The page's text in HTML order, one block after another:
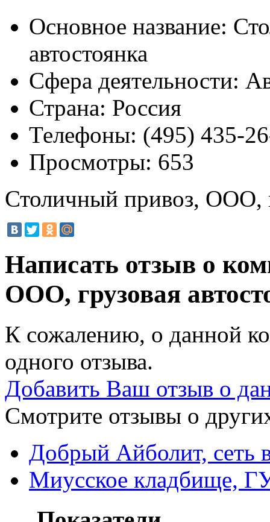
Основное название:
автостоянка
Сфера деятельности:
Страна: Россия
Телефоны: (495) 435-
Просмотры: 653
Столичный привоз, ООО,
Написать отзыв о
ООО, грузовая
К сожалению, о данной
одного отзыва.
Добавить Ваш отзыв о
Смотрите отзывы о
Добрый Айболит, сеть
Миусское кладбище,